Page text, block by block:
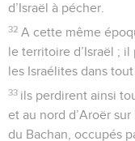
d’Israël à pécher.
32 A cette même
le territoire d’Israël ;
les Israélites dans
33 ils perdirent ainsi
et au nord d’Aroër
du Bachan, occupés